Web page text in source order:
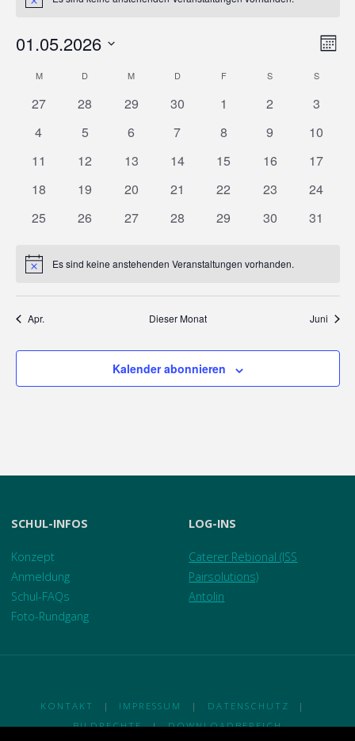
Hinweis
Monat
01.05.2026
Kalender
von
Veranstaltungen
MMONTAG D DIENSTAGM MITTWOCH
DDONNERSTAG
FFREITAG S SAMSTAGS
0
27
0
28
0
29
0
30
0
1
0
2
0
3
0
4
0
5
0
6
0
7
0
8
0
9
0
10
0
11
0
12
0
13
0
14
0
15
0
16
0
17
0
18
0
19
0
20
0
21
0
22
0
23
0
24
0
25
0
26
0
27
0
28
0
29
0
30
0
31
HinweisEs sind keine anstehenden Veranstaltungen vorhanden.
Apr. Dieser Monat Juni
Kalender abonnieren
SCHUL-INFOS
Konzept
Anmeldung
Schul-FAQs
Foto-Rundgang
LOG-INS
Caterer Rebional (ISS
Pairsolutions)
Antolin
KONTAKT | IMPRESSUM | DATENSCHUTZ
|
BILDRECHTE
| DOWNLOADBEREICH